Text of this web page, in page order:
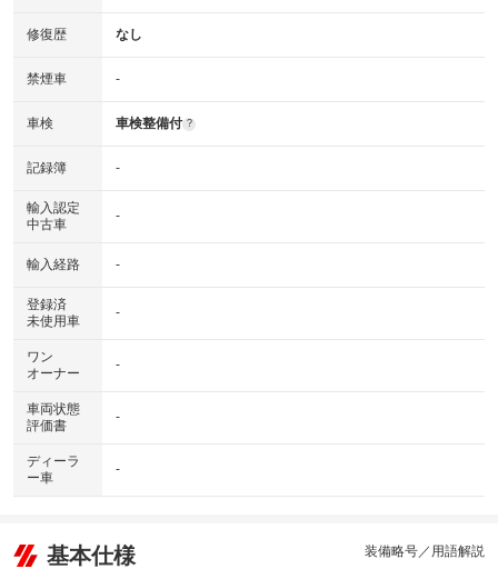
修復歴 なし
禁煙車 -
車検 車検整備付 ?
記録簿 -
輸入認定
中古車
-
輸入経路 -
登録済
未使用車
-
ワン
オーナー
-
車両状態
評価書
-
ディーラ
ー車
-
基本仕様 装備略号／用語解説